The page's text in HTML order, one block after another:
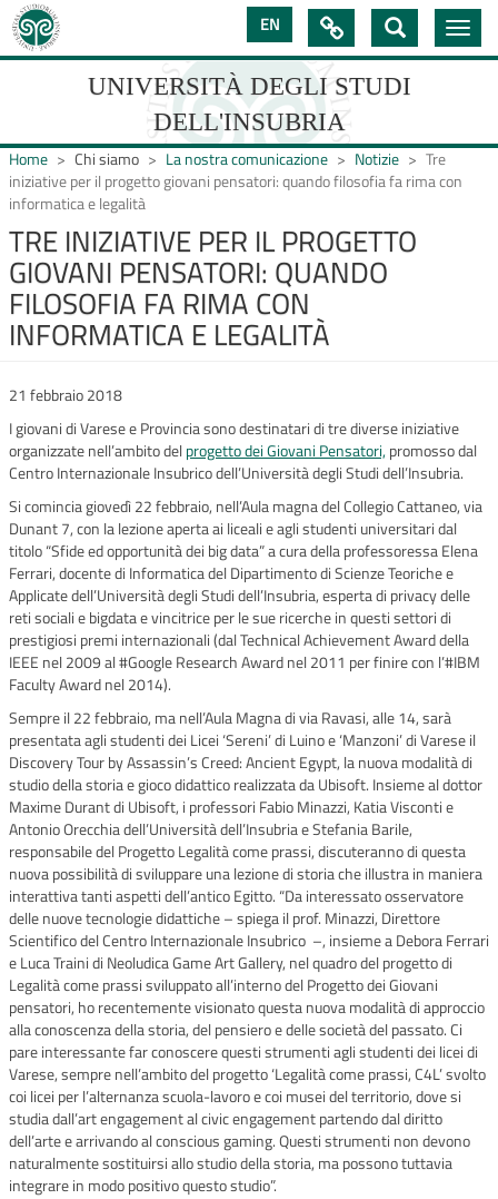
Salta
contenuto
EN
UNIVERSITÀ DEGLI STUDI
DELL'INSUBRIA
UNIVERSIT�
DEGLI
STUDI
DELL'INSUBRIA

Toggle
Home Chi siamo La nostra comunicazione Notizie
Tre
iniziative per il progetto giovani pensatori: quando filosofia fa rima con
informatica e legalità
TRE INIZIATIVE PER IL PROGETTO
GIOVANI PENSATORI: QUANDO
FILOSOFIA FA RIMA CON
INFORMATICA E LEGALITÀ
21 febbraio 2018
I giovani di Varese e Provincia sono destinatari di tre diverse iniziative
organizzate nell’ambito delprogetto dei Giovani Pensatori,promosso dal
Centro Internazionale Insubrico dell’Università degli Studi dell’Insubria.
Si comincia giovedì 22 febbraio, nell’Aula magna del Collegio Cattaneo, via
Dunant 7, con la lezione aperta ai liceali e agli studenti universitari dal
titolo “Sfide ed opportunità dei big data” a cura della professoressa Elena
Ferrari, docente di Informatica del Dipartimento di Scienze Teoriche e
Applicate dell’Università degli Studi dell’Insubria, esperta di privacy delle
reti sociali e bigdata e vincitrice per le sue ricerche in questi settori di
prestigiosi premi internazionali (dal Technical Achievement Award della
IEEE nel 2009 al #Google Research Award nel 2011 per finire con l’#IBM
Faculty Award nel 2014).
Sempre il 22 febbraio, ma nell’Aula Magna di via Ravasi, alle 14, sarà
presentata agli studenti dei Licei ‘Sereni’ di Luino e ‘Manzoni’ di Varese il
Discovery Tour by Assassin’s Creed: Ancient Egypt, la nuova modalità di
studio della storia e gioco didattico realizzata da Ubisoft. Insieme al dottor
Maxime Durant di Ubisoft, i professori Fabio Minazzi, Katia Visconti e
Antonio Orecchia dell’Università dell’Insubria e Stefania Barile,
responsabile del Progetto Legalità come prassi, discuteranno di questa
nuova possibilità di sviluppare una lezione di storia che illustra in maniera
interattiva tanti aspetti dell’antico Egitto. “Da interessato osservatore
delle nuove tecnologie didattiche – spiega il prof. Minazzi, Direttore
Scientifico del Centro Internazionale Insubrico –, insieme a Debora Ferrari
e Luca Traini di Neoludica Game Art Gallery, nel quadro del progetto di
Legalità come prassi sviluppato all’interno del Progetto dei Giovani
pensatori, ho recentemente visionato questa nuova modalità di approccio
alla conoscenza della storia, del pensiero e delle società del passato. Ci
pare interessante far conoscere questi strumenti agli studenti dei licei di
Varese, sempre nell’ambito del progetto ‘Legalità come prassi, C4L’ svolto
coi licei per l’alternanza scuola-lavoro e coi musei del territorio, dove si
studia dall’art engagement al civic engagement partendo dal diritto
dell’arte e arrivando al conscious gaming. Questi strumenti non devono
naturalmente sostituirsi allo studio della storia, ma possono tuttavia
integrare in modo positivo questo studio”.